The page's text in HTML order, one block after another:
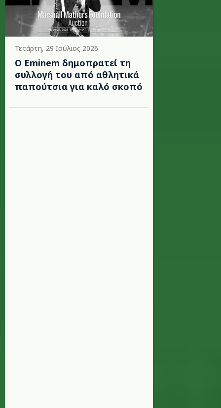
Τετάρτη, 29 Ιούλιος 2026
Ο Eminem δημοπρατεί τη
συλλογή του από αθλητικά
παπούτσια για καλό σκοπό